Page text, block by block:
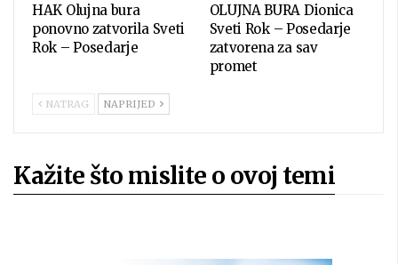
HAK Olujna bura
ponovno zatvorila Sveti
Rok – Posedarje
OLUJNA BURA Dionica
Sveti Rok – Posedarje
zatvorena za sav
promet
NATRAG NAPRIJED
Kažite što mislite o ovoj temi